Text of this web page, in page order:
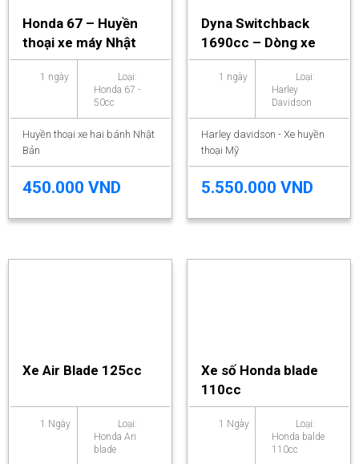
Honda 67 – Huyền
thoại xe máy Nhật
1 ngày
Loại:
Honda 67 -
50cc
Huyền thoại xe hai bánh Nhật
Bản
450.000 VND
Dyna Switchback
1690cc – Dòng xe
huyền thoại Mỹ
1 ngày
Loại:
Harley
Davidson
Harley davidson - Xe huyền
thoại Mỹ
5.550.000 VND
Xe Air Blade 125cc
1 Ngày
Loại:
Honda Ari
blade
Xe số Honda blade
110cc
1 Ngày
Loại:
Honda balde
110cc